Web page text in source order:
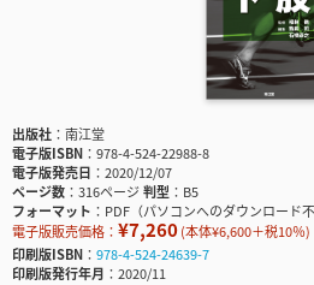
出版社
南江堂
電子版ISBN
978-4-524-22988-8
電子版発売日
2020/12/07
ページ数
316ページ判型
B5
フォーマット
PDF（パソコンへのダウンロード不
電子版販売価格： ¥7,260(本体¥6,600＋税10％)
印刷版ISBN
978-4-524-24639-7
印刷版発行年月
2020/11